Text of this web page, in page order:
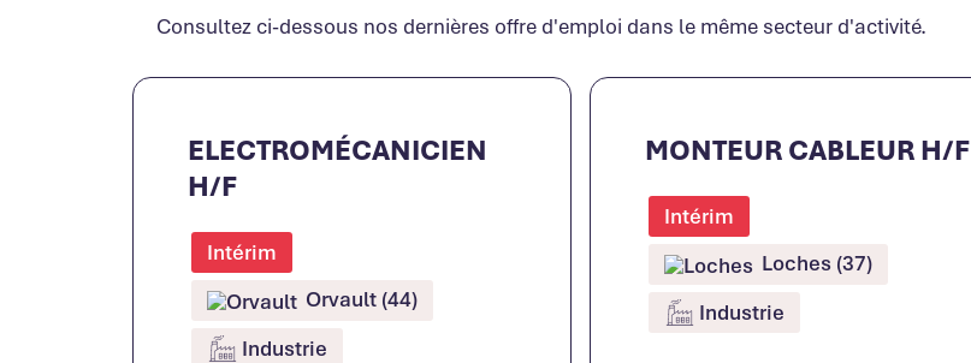
Consultez ci-dessous nos dernières offre d'emploi dans le même secteur d'activité.
ELECTROMÉCANICIEN
H/F
Intérim
Orvault (44)
Industrie
MONTEUR CABLEUR H/F
Intérim
Loches (37)
Industrie